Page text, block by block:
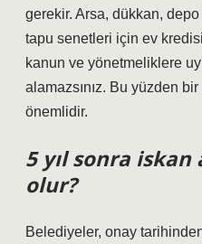
gerekir. Arsa, dükkan,
tapu senetleri için ev kredisi
kanun ve yönetmeliklere
alamazsınız. Bu yüzden
önemlidir.
5 yıl sonra iskan
olur?
Belediyeler, onay